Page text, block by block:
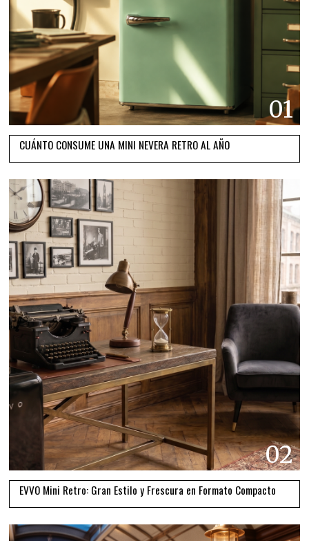
01
CUÁNTO CONSUME UNA MINI NEVERA RETRO AL AÑO
02
EVVO Mini Retro: Gran Estilo y Frescura en Formato Compacto